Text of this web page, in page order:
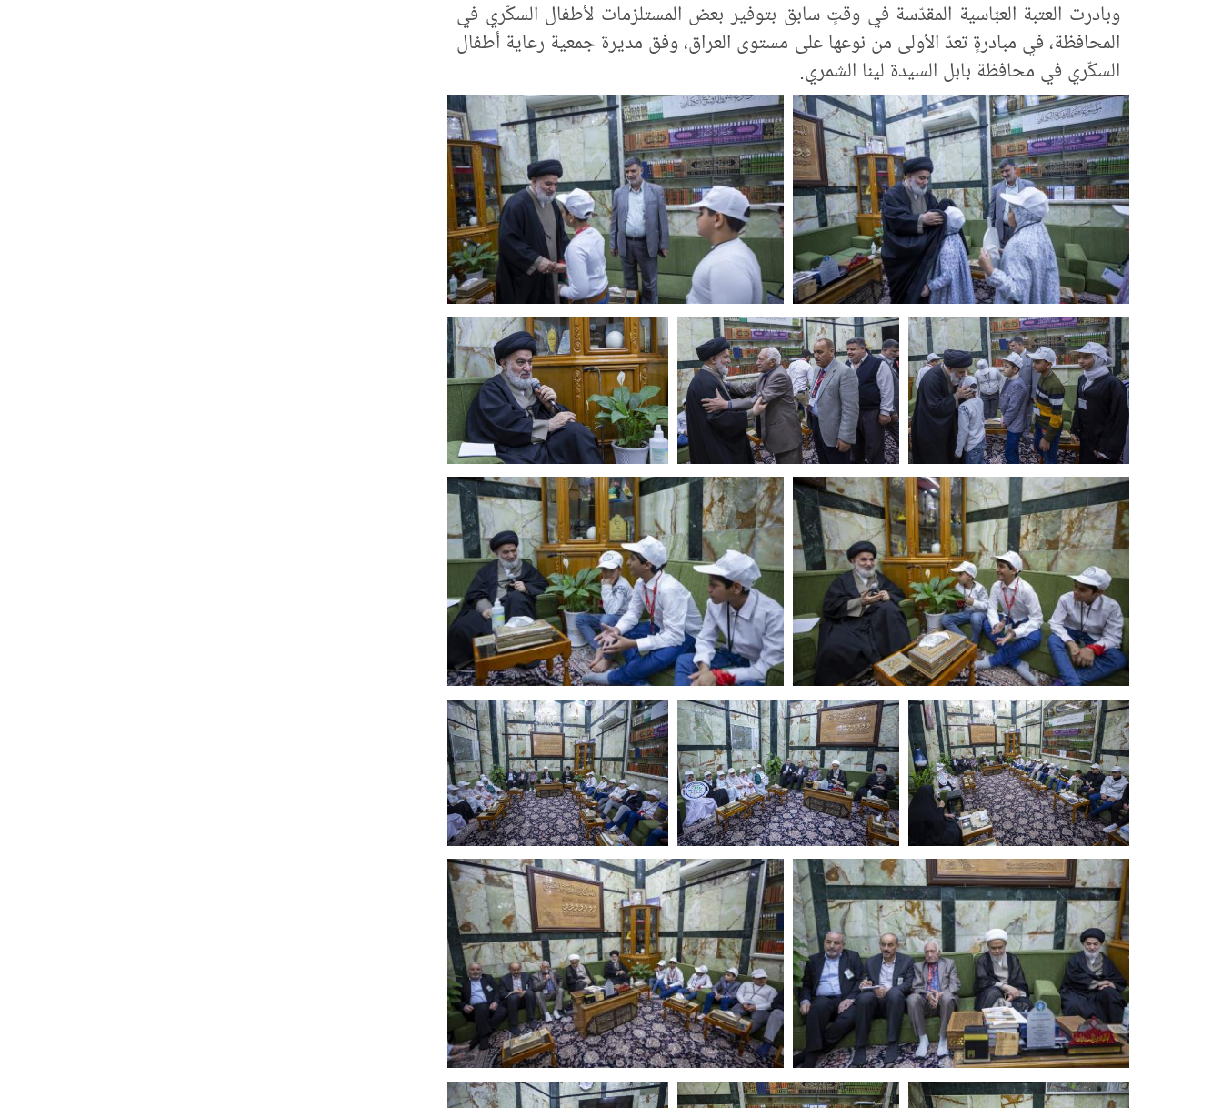
وبادرت العتبة العبّاسية المقدّسة في وقتٍ سابق بتوفير بعض المستلزمات لأطفال السكّري في
المحافظة، في مبادرةٍ تعدّ الأولى من نوعها على مستوى العراق، وفق مديرة جمعية رعاية أطفال
السكّري في محافظة بابل السيدة لينا الشمري.